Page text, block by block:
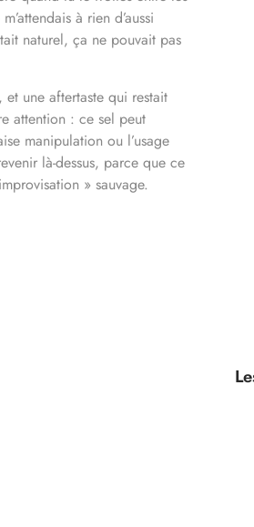
à rien d’aussi
naturel, ça ne pouvait pas
une aftertaste qui restait
attention : ce sel peut
manipulation ou l’usage
là-dessus, parce que ce
» sauvage.